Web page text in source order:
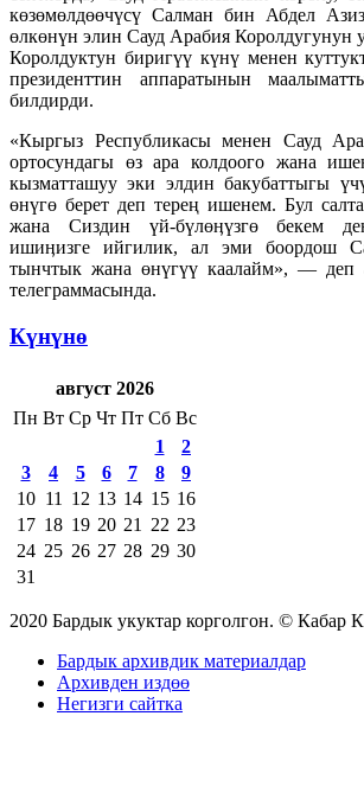
көзөмөлдөөчүсү Салман бин Абдел
өлкөнүн элин Сауд Арабия
Королдуктун биригүү күнү менен
президенттин аппаратынын
билдирди.
«Кыргыз Республикасы менен Сауд
ортосундагы өз ара колдоого жана
кызматташуу эки элдин бакубаттыгы
өнүгө берет деп терең ишенем. Бул
жана Сиздин үй-бүлөӊүзгө бекем
ишиӊизге ийгилик, ал эми боордош
тынчтык жана өнүгүү каалайм», — деп
телеграммасында.
Күнүнө
август 2026
Пн Вт Ср Чт Пт Сб Вс
1
2
3
4 5 6 7 8
9
10 11 12 13 14 15 16
17 18 19 20 21 22 23
24 25 26 27 28 29 30
31
2020 Бардык укуктар корголгон. ©
Бардык архивдик материалдар
Архивден издөө
Негизги сайтка